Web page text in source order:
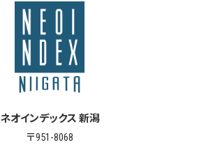
ネオインデックス 新潟
〒951-8068